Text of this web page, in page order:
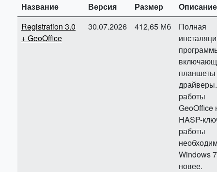
Название Версия Размер
Описание
Registration 3.0
+ GeoOffice
30.07.2026 412,65 Мб
Полная
работы
GeoOffice
HASP-
работы
Windows
новее.